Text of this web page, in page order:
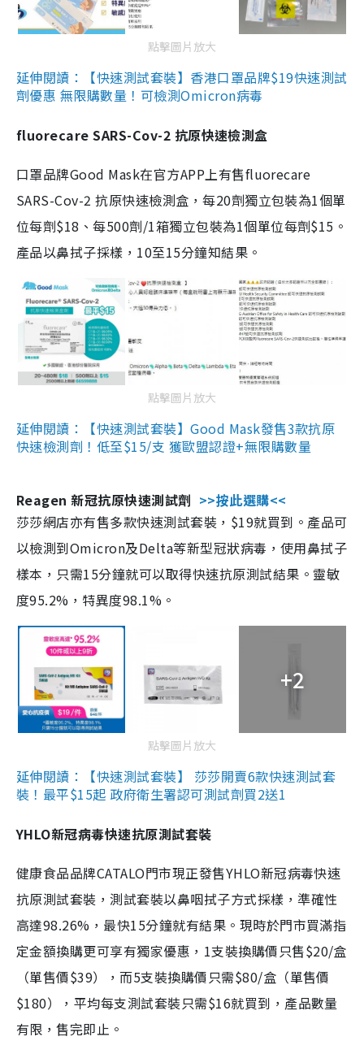
點擊圖片放大
延伸閱讀：【快速測試套裝】香港口罩品牌$19快速測試
劑優惠 無限購數量！可檢測Omicron病毒
fluorecare SARS-Cov-2 抗原快速檢測盒
口罩品牌Good Mask在官方APP上有售fluorecare
SARS-Cov-2 抗原快速檢測盒，每20劑獨立包裝為1個單
位每劑$18、每500劑/1箱獨立包裝為1個單位每劑$15。
產品以鼻拭子採樣，10至15分鐘知結果。
點擊圖片放大
延伸閱讀：【快速測試套裝】Good Mask發售3款抗原
快速檢測劑！低至$15/支 獲歐盟認證+無限購數量
Reagen 新冠抗原快速測試劑 >>按此選購<<
莎莎網店亦有售多款快速測試套裝，$19就買到。產品可
以檢測到Omicron及Delta等新型冠狀病毒，使用鼻拭子
樣本，只需15分鐘就可以取得快速抗原測試結果。靈敏
度95.2%，特異度98.1%。
+2
點擊圖片放大
延伸閱讀：【快速測試套裝】 莎莎開賣6款快速測試套
裝！最平$15起 政府衛生署認可測試劑買2送1
YHLO新冠病毒快速抗原測試套裝
健康食品品牌CATALO門市現正發售YHLO新冠病毒快速
抗原測試套裝，測試套裝以鼻咽拭子方式採樣，準確性
高達98.26%，最快15分鐘就有結果。現時於門市買滿指
定金額換購更可享有獨家優惠，1支裝換購價只售$20/盒
（單售價$39），而5支裝換購價只需$80/盒（單售價
$180），平均每支測試套裝只需$16就買到，產品數量
有限，售完即止。